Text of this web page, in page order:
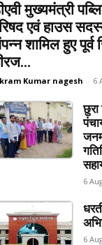
मुख्यमंत्री
एवं हाउस
शामिल हुए पूर्व
Kumar nagesh - 6
6
6